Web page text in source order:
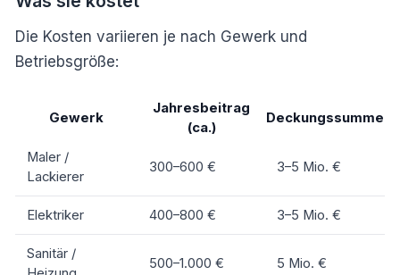
Die Kosten variieren je nach Gewerk und
Betriebsgröße:
Gewerk
Jahresbeitrag
(ca.)
Deckungssumme
Maler /
Lackierer
300–600 € 3–5 Mio. €
Elektriker 400–800 € 3–5 Mio. €
Sanitär /
500–1.000 € 5 Mio. €